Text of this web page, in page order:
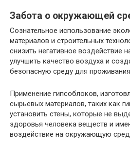
Забота о окружающей
Сознательное использование
материалов и строительных
снизить негативное воздействие
улучшить качество воздуха и
безопасную среду для
Применение гипсоблоков,
сырьевых материалов, таких как
установить стены, которые не
здоровья человека веществ и
воздействие на окружающую